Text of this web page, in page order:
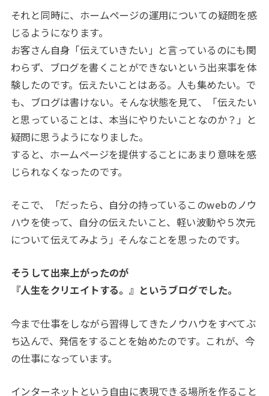
それと同時に、ホームページの運用についての疑問を感
じるようになります。
お客さん自身「伝えていきたい」と言っているのにも関
わらず、ブログを書くことができないという出来事を体
験したのです。伝えたいことはある。人も集めたい。で
も、ブログは書けない。そんな状態を見て、「伝えたい
と思っていることは、本当にやりたいことなのか？」と
疑問に思うようになりました。
すると、ホームページを提供することにあまり意味を感
じられなくなったのです。
そこで、「だったら、自分の持っているこのwebのノウ
ハウを使って、自分の伝えたいこと、軽い波動や５次元
について伝えてみよう」そんなことを思ったのです。
そうして出来上がったのが
『人生をクリエイトする。』というブログでした。
今まで仕事をしながら習得してきたノウハウをすべてぶ
ち込んで、発信をすることを始めたのです。これが、今
の仕事になっています。
インターネットという自由に表現できる場所を作ること